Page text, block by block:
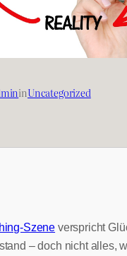
inUncategorized
Szene verspricht
– doch nicht alles,